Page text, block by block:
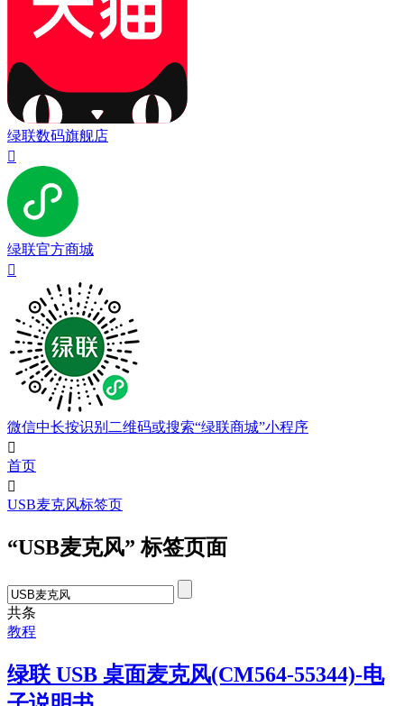
绿联数码旗舰店

绿联官方商城

微信中长按识别二维码或搜索“绿联商城”小程序

首页

USB麦克风标签页
“USB麦克风” 标签页面
共条
教程
绿联 USB 桌面麦克风(CM564-55344)-电